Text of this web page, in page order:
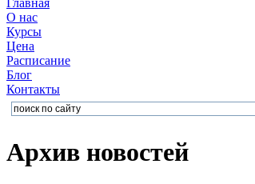
Главная
О нас
Курсы
Цена
Расписание
Блог
Контакты
Архив новостей